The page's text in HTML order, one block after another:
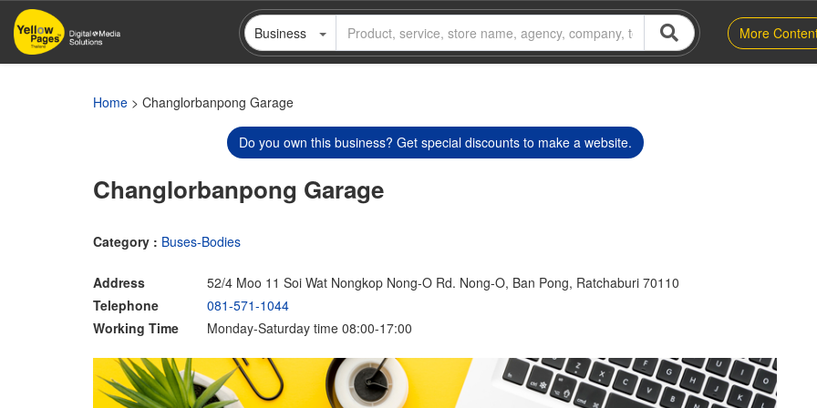
Skip
main
Business More
Home > Changlorbanpong Garage
Do you own this business? Get special discounts to make a website.
Changlorbanpong Garage
Category : Buses-Bodies
Address
52/4 Moo 11 Soi Wat Nongkop Nong-O Rd. Nong-O, Ban Pong, Ratchaburi 70110
Telephone
081-571-1044
Working Time
Monday-Saturday time 08:00-17:00